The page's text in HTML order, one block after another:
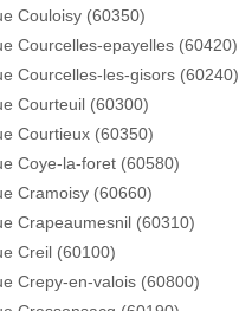
Couloisy (60350)
Courcelles-epayelles (60420)
Courcelles-les-gisors (60240)
Courteuil (60300)
Courtieux (60350)
Coye-la-foret (60580)
Cramoisy (60660)
Crapeaumesnil (60310)
Creil (60100)
Crepy-en-valois (60800)